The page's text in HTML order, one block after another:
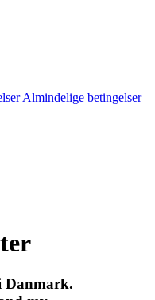
Almindelige betingelser
Danmark.